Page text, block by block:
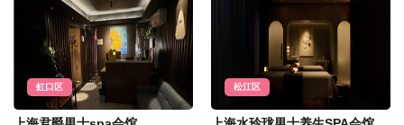
虹口区 松江区